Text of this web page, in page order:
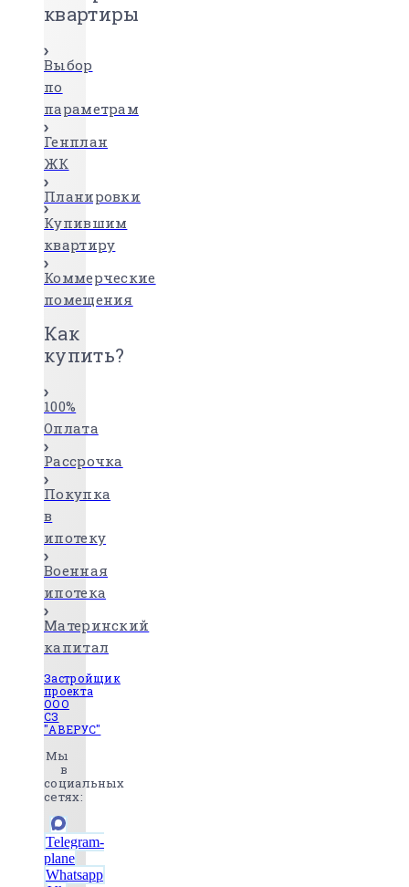
квартиры
Выбор
по
параметрам
Генплан
ЖК
Планировки
Купившим
квартиру
Коммерческие
помещения
Как
купить?
100%
Оплата
Рассрочка
Покупка
в
ипотеку
Военная
ипотека
Материнский
капитал
Застройщик
проекта
ООО
СЗ
"АВЕРУС"
Мы
в
социальных
сетях:
Telegram-
plane
Whatsapp